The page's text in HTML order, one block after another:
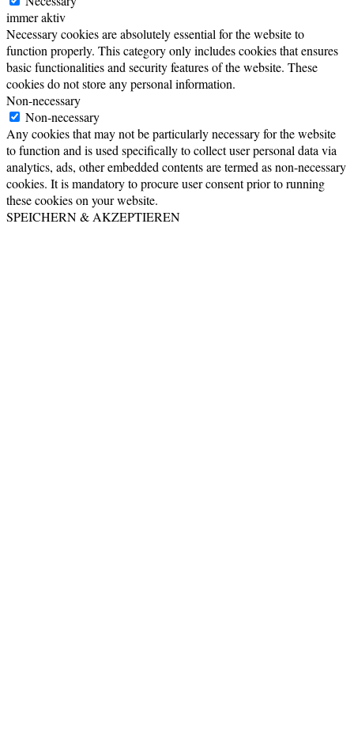
immer aktiv
Necessary cookies are absolutely essential for the website to
function properly. This category only includes cookies that ensures
basic functionalities and security features of the website. These
cookies do not store any personal information.
Non-necessary
Non-necessary
Any cookies that may not be particularly necessary for the website
to function and is used specifically to collect user personal data via
analytics, ads, other embedded contents are termed as non-necessary
cookies. It is mandatory to procure user consent prior to running
these cookies on your website.
SPEICHERN & AKZEPTIEREN